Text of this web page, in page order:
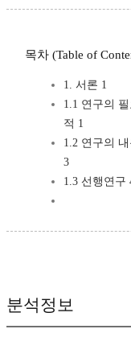
목차 (Table of
1. 서론 1
1.1 연구의
적 1
1.2 연구의
3
1.3 선행연구
분석정보